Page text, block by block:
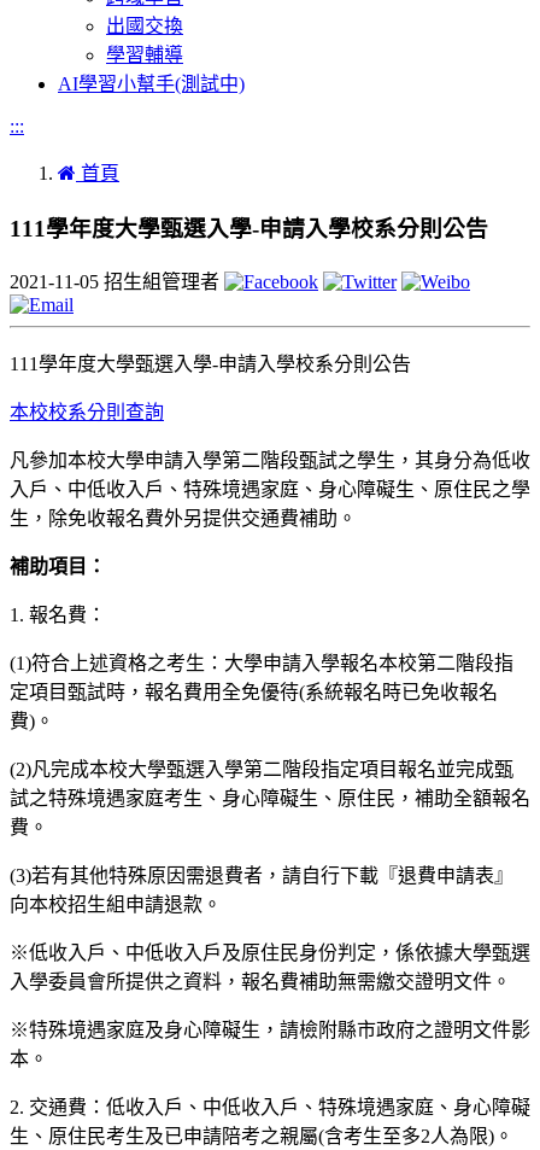
出國交換
學習輔導
AI學習小幫手(測試中)
:::
首頁
111學年度大學甄選入學-申請入學校系分則公告
2021-11-05 招生組管理者
111學年度大學甄選入學-申請入學校系分則公告
本校校系分則查詢
凡參加本校大學申請入學第二階段甄試之學生，其身分為低收
入戶、中低收入戶、特殊境遇家庭、身心障礙生、原住民之學
生，除免收報名費外另提供交通費補助。
補助項目：
1. 報名費：
(1)符合上述資格之考生：大學申請入學報名本校第二階段指
定項目甄試時，報名費用全免優待(系統報名時已免收報名
費)。
(2)凡完成本校大學甄選入學第二階段指定項目報名並完成甄
試之特殊境遇家庭考生、身心障礙生、原住民，補助全額報名
費。
(3)若有其他特殊原因需退費者，請自行下載『退費申請表』
向本校招生組申請退款。
※低收入戶、中低收入戶及原住民身份判定，係依據大學甄選
入學委員會所提供之資料，報名費補助無需繳交證明文件。
※特殊境遇家庭及身心障礙生，請檢附縣市政府之證明文件影
本。
2. 交通費：低收入戶、中低收入戶、特殊境遇家庭、身心障礙
生、原住民考生及已申請陪考之親屬(含考生至多2人為限)。